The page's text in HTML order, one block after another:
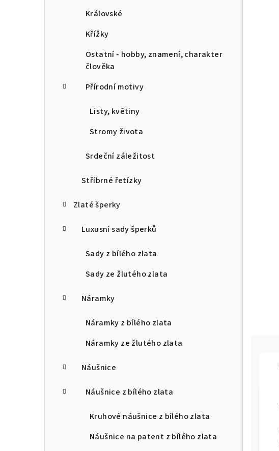
Královské
Křížky
Ostatní - hobby, znamení, charakter
člověka
Přírodní motivy
Listy, květiny
Stromy života
Srdeční záležitost
Stříbrné řetízky
Zlaté šperky
Luxusní sady šperků
Sady z bílého zlata
Sady ze žlutého zlata
Náramky
Náramky z bílého zlata
Náramky ze žlutého zlata
Náušnice
Náušnice z bílého zlata
Kruhové náušnice z bílého zlata
Náušnice na patent z bílého zlata